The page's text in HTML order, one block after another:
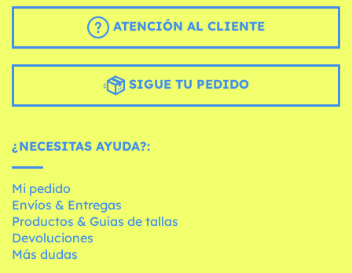
ATENCIÓN AL CLIENTE
SIGUE TU PEDIDO
¿NECESITAS AYUDA?:
Mi pedido
Envíos & Entregas
Productos & Guías de tallas
Devoluciones
Más dudas